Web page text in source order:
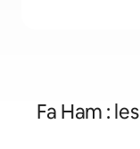
Fa Ham :